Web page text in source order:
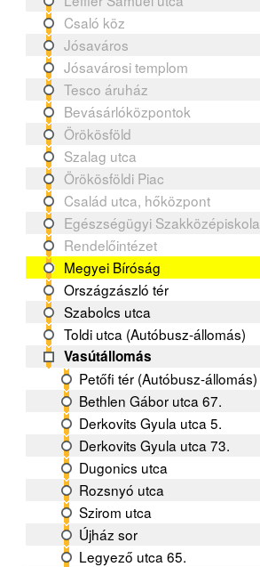
Csaló köz
Jósaváros
Jósavárosi templom
Tesco áruház
Bevásárlóközpontok
Örökösföld
Szalag utca
Örökösföldi Piac
Család utca, hőközpont
Egészségügyi Szakközépiskola
Rendelőintézet
Megyei Bíróság
Országzászló tér
Szabolcs utca
Toldi utca (Autóbusz-állomás)
Vasútállomás
Petőfi tér (Autóbusz-állomás)
Bethlen Gábor utca 67.
Derkovits Gyula utca 5.
Derkovits Gyula utca 73.
Dugonics utca
Rozsnyó utca
Szirom utca
Újház sor
Legyező utca 65.